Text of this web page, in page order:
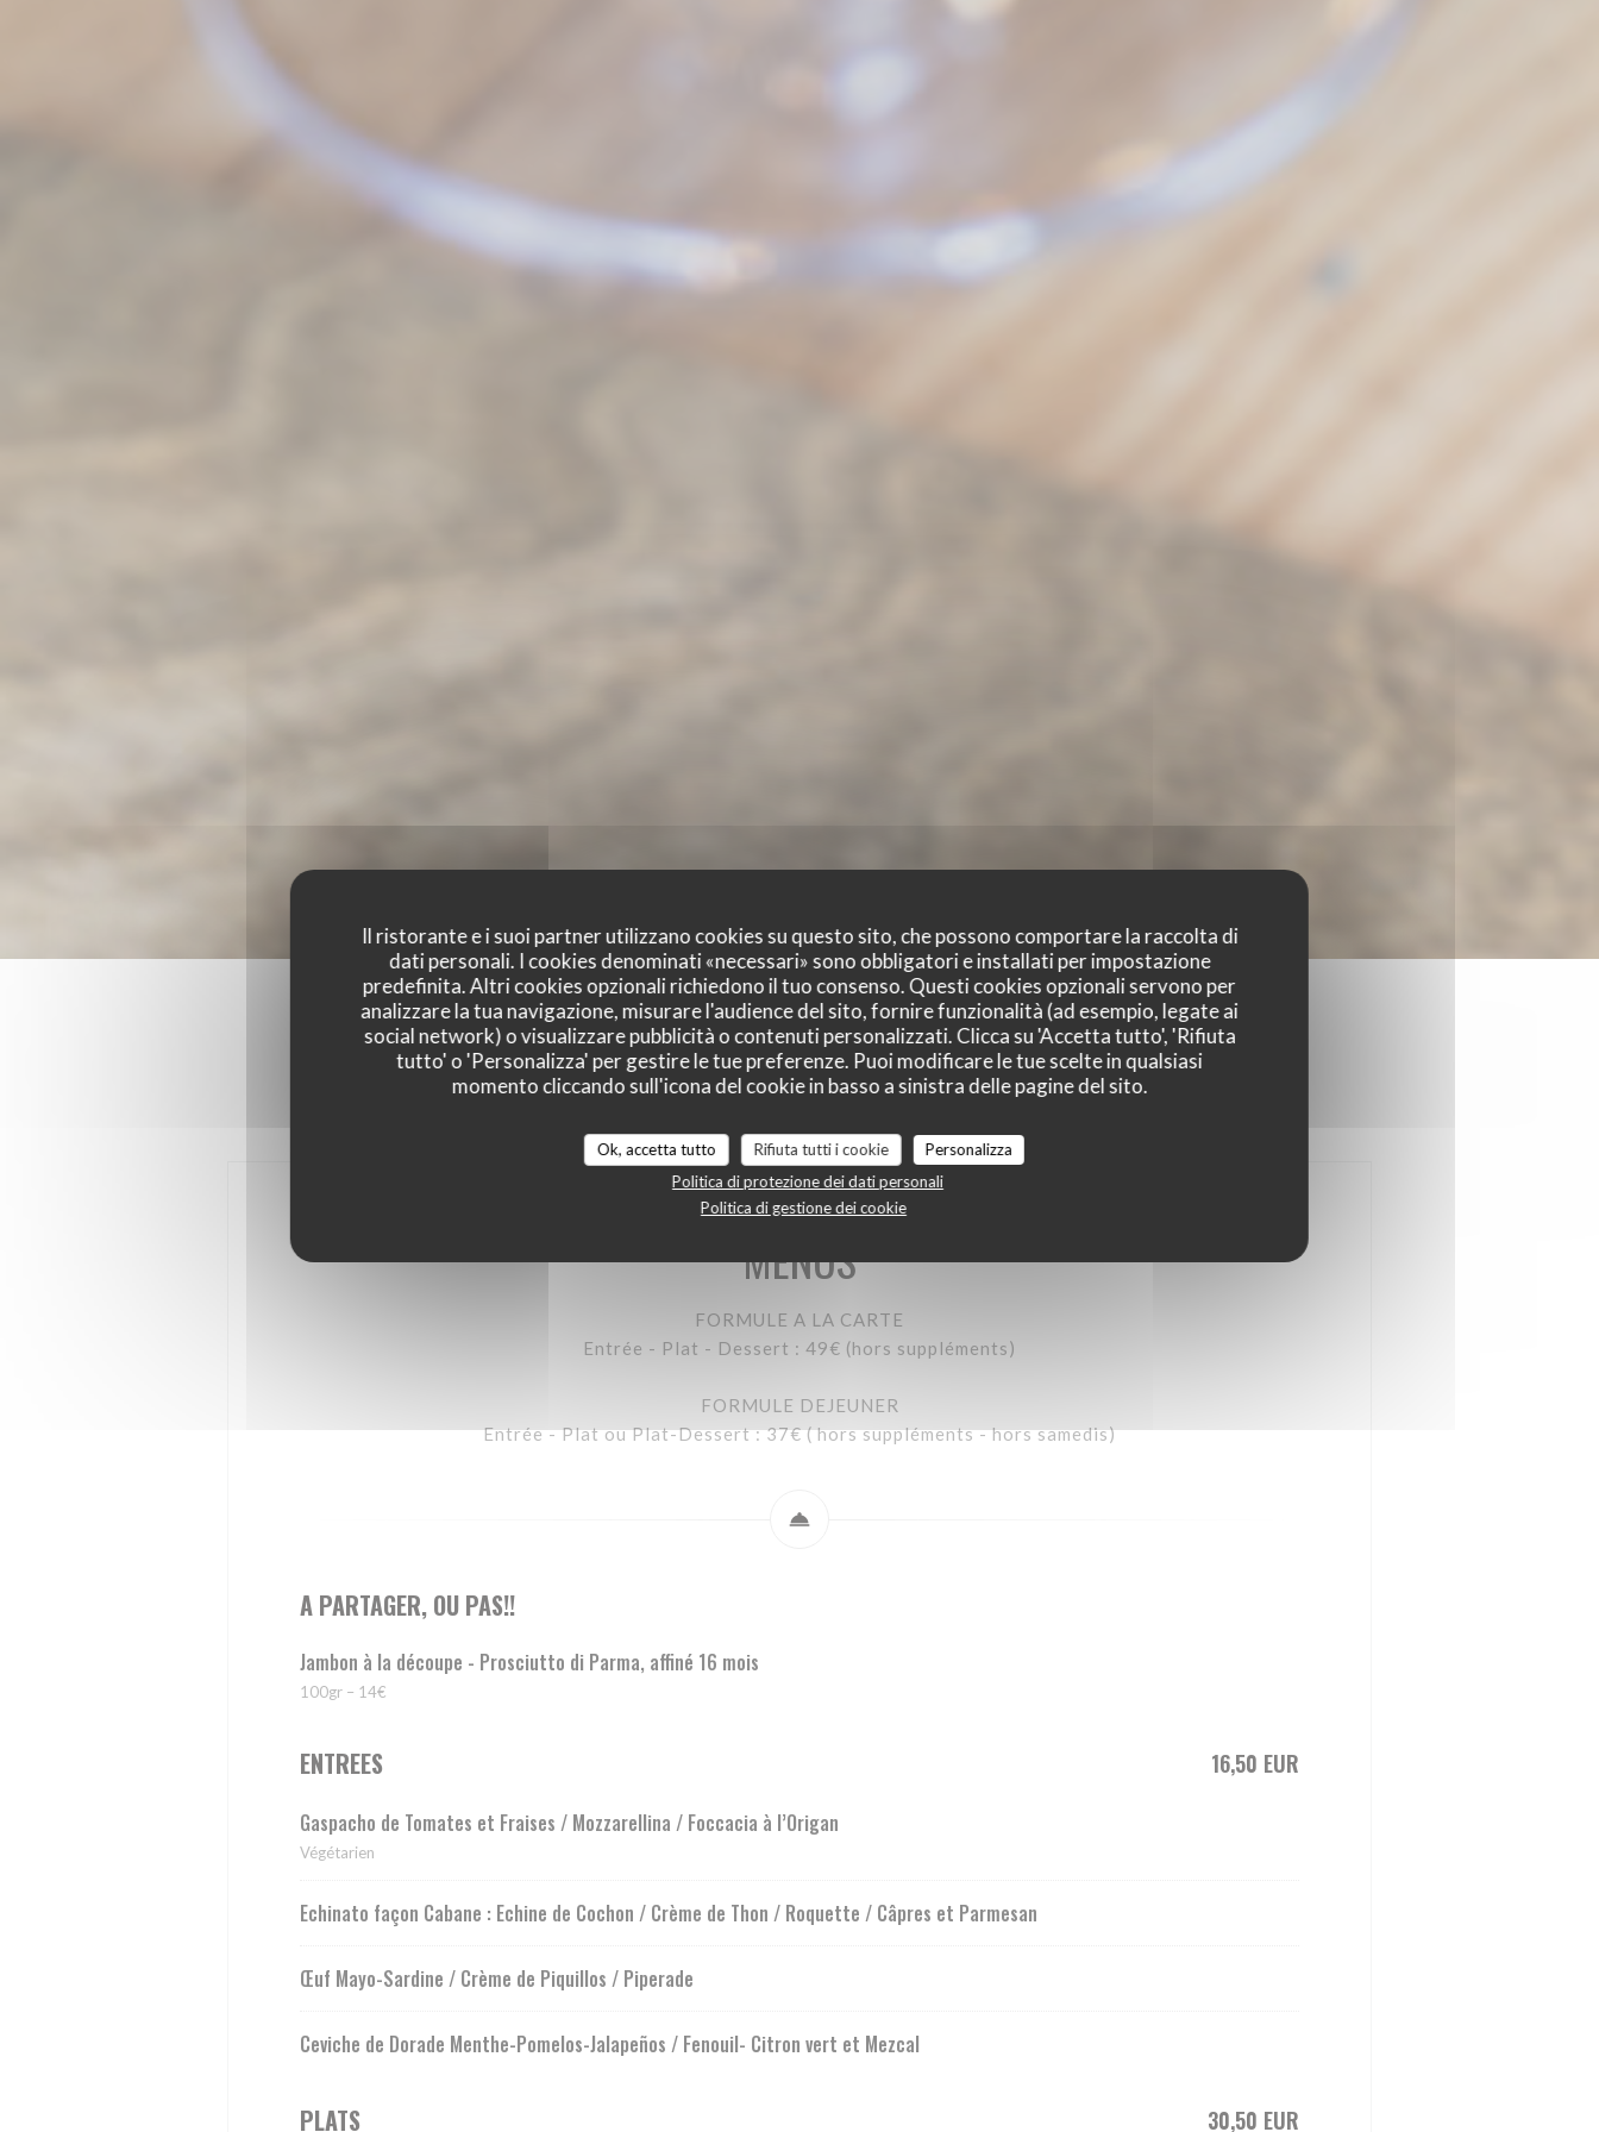
Il ristorante e i suoi partner utilizzano cookies su questo sito, che possono comportare la raccolta di
dati personali. I cookies denominati «necessari» sono obbligatori e installati per impostazione
predefinita. Altri cookies opzionali richiedono il tuo consenso. Questi cookies opzionali servono per
analizzare la tua navigazione, misurare l'audience del sito, fornire funzionalità (ad esempio, legate ai
social network) o visualizzare pubblicità o contenuti personalizzati. Clicca su 'Accetta tutto', 'Rifiuta
tutto' o 'Personalizza' per gestire le tue preferenze. Puoi modificare le tue scelte in qualsiasi
momento cliccando sull'icona del cookie in basso a sinistra delle pagine del sito.
Ok, accetta tutto Rifiuta tutti i cookie
Personalizza
Politica di protezione dei dati personali
Politica di gestione dei cookie
MENUS CARTE DES BOISSONS CARTE DES VINS
MENUS
FORMULE A LA CARTE
Entrée - Plat - Dessert : 49€ (hors suppléments)
FORMULE DEJEUNER
Entrée - Plat ou Plat-Dessert : 37€ ( hors suppléments - hors samedis)
A PARTAGER, OU PAS!!
Jambon à la découpe - Prosciutto di Parma, affiné 16 mois
100gr – 14€
ENTREES 16,50 EUR
Gaspacho de Tomates et Fraises / Mozzarellina / Foccacia à l’Origan
Végétarien
Echinato façon Cabane : Echine de Cochon / Crème de Thon / Roquette / Câpres et Parmesan
Œuf Mayo-Sardine / Crème de Piquillos / Piperade
Ceviche de Dorade Menthe-Pomelos-Jalapeños / Fenouil- Citron vert et Mezcal
PLATS 30,50 EUR